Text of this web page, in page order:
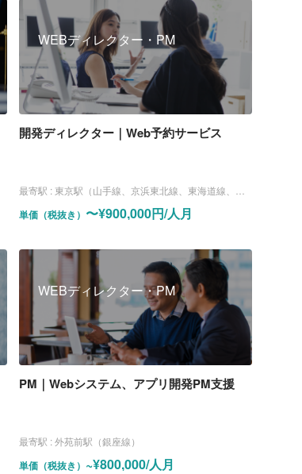
WEBディレクター・PM
開発ディレクター｜Web予約サービス
最寄駅 : 東京駅（山手線、京浜東北線、東海道線、中央線、京葉線、丸ノ内線）
単価（税抜き） 〜¥900,000円/人月
WEBディレクター・PM
PM｜Webシステム、アプリ開発PM支援
最寄駅 :外苑前駅（銀座線）
単価（税抜き） ~¥800,000/人月